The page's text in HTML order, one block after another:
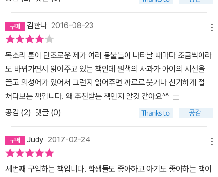
김한나 2016-08-23
목소리 톤이 단조로운 제가 여러 동물들이 나타날 때마다 조금씩이라
도 바꿔가면서 읽어주고 있는 책인데 원색의 사과가 아이의 시선을
끌고 의성어가 있어서 그런지 읽어주면 까르르 웃거나 신기하게 절
쳐다보는 책입니다. 왜 추천받는 책인지 알것 같아요^^
공감 (2) 댓글 (0)
Judy 2017-02-24
세번째 구입하는 책입니다. 학생들도 좋아하고 아기도 좋아하는 책이